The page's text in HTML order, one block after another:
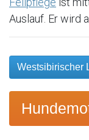
Auslauf. Er wird
Westsibirischer